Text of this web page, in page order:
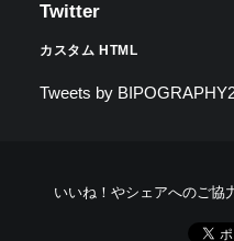
Twitter
カスタム HTML
Tweets by
いいね！やシェアへのご協